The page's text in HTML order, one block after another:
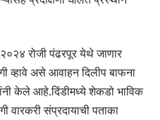
२०२४ रोजी पंढरपूर येथे जाणार
व्हावे असे आवाहन दिलीप बाफना
केले आहे.दिंडीमध्ये शेकडो भाविक
वारकरी संप्रदायाची पताका